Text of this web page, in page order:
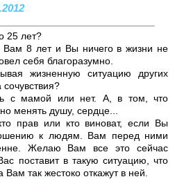
25 лет?
Вам 8 лет и Вы ничего в жизни не
себя благоразумно.
жизненную ситуацию других
с мамой или нет. А, в том, что
менять душу, сердце...
прав или кто виноват, если Вы
к людям. Вам перед ними
Желаю Вам все это сейчас
поставит в такую ситуацию, что
так жестоко откажут в ней.